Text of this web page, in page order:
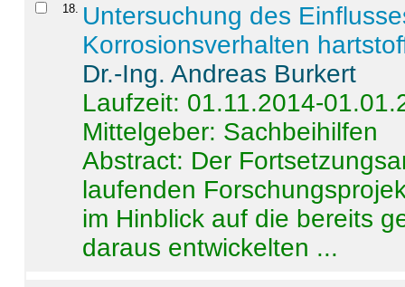
18
Untersuchung des
Korrosionsverhalten
Dr.-Ing. Andreas Burkert
Laufzeit: 01.11.2014-
Mittelgeber: Sachbeihilfen
Abstract: Der
laufenden
im Hinblick auf die bereits
daraus entwickelten ...